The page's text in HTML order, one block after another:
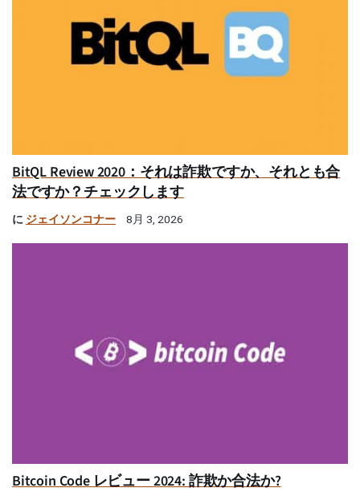
BitQL Review 2020：それは詐欺ですか、それとも合
法ですか？チェックします
に ジェイソンコナー 8月 3, 2026
Bitcoin Code レビュー 2024: 詐欺か合法か?